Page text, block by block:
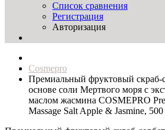
Список сравнения
Регистрация
Авторизация
Cosmepro
Премиальный фруктовый
основе соли Мертвого моря с
маслом жасмина COSMEPRO
Massage Salt Apple & Jasmine, 500